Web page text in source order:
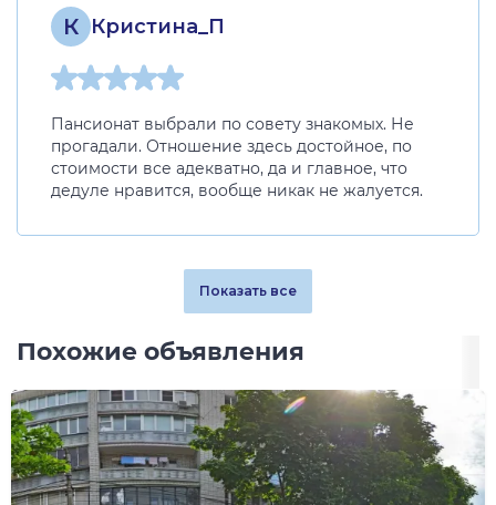
К Кристина_П
Пансионат выбрали по совету знакомых. Не
прогадали. Отношение здесь достойное, по
стоимости все адекватно, да и главное, что
дедуле нравится, вообще никак не жалуется.
Показать все
Похожие объявления